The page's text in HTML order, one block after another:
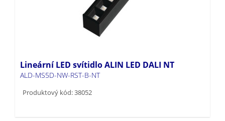
Lineární LED svítidlo ALIN LED DALI NT
ALD-MS5D-NW-RST-B-NT
Produktový kód: 38052